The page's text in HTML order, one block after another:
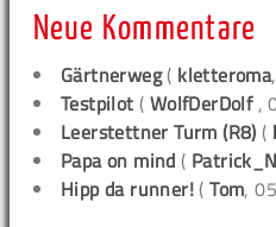
Neue Kommentare
Gärtnerweg( kletteroma
Testpilot ( WolfDerDolf ,
Leerstettner Turm (R8) (
Papa on mind (
Hipp da runner! (Tom,